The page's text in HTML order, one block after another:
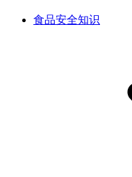
食品安全知识